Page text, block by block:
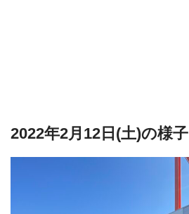
2022年2月12日(土)の様子